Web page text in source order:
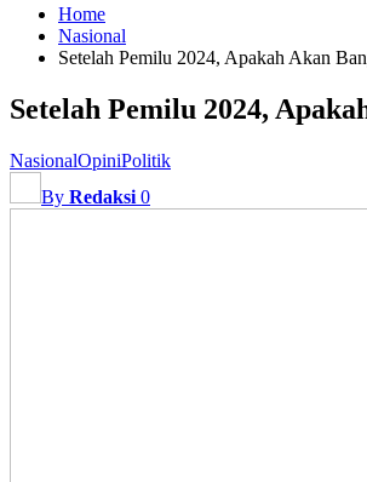
Home
Nasional
Setelah Pemilu 2024, Apakah Akan
Setelah Pemilu 2024,
NasionalOpiniPolitik
By Redaksi 0